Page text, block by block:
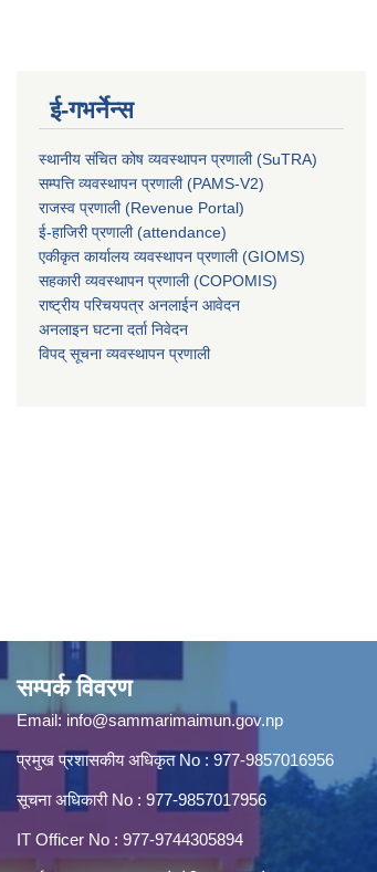
ई-गभर्नेन्स
स्थानीय संचित कोष व्यवस्थापन प्रणाली (SuTRA)
सम्पत्ति व्यवस्थापन प्रणाली (PAMS-V2)
राजस्व प्रणाली (Revenue Portal)
ई-हाजिरी प्रणाली (attendance)
एकीकृत कार्यालय व्यवस्थापन प्रणाली (GIOMS)
सहकारी व्यवस्थापन प्रणाली (COPOMIS)
राष्ट्रीय परिचयपत्र अनलाईन आवेदन
अनलाइन घटना दर्ता निवेदन
विपद् सूचना व्यवस्थापन प्रणाली
सम्पर्क विवरण
Email:info@sammarimaimun.gov.np
प्रमुख प्रशासकीय अधिकृत No : 977-9857016956
सूचना अधिकारी No : 977-9857017956
IT Officer No : 977-9744305894